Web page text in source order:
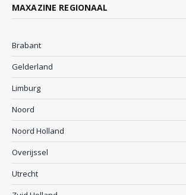
MAXAZINE REGIONAAL
Brabant
Gelderland
Limburg
Noord
Noord Holland
Overijssel
Utrecht